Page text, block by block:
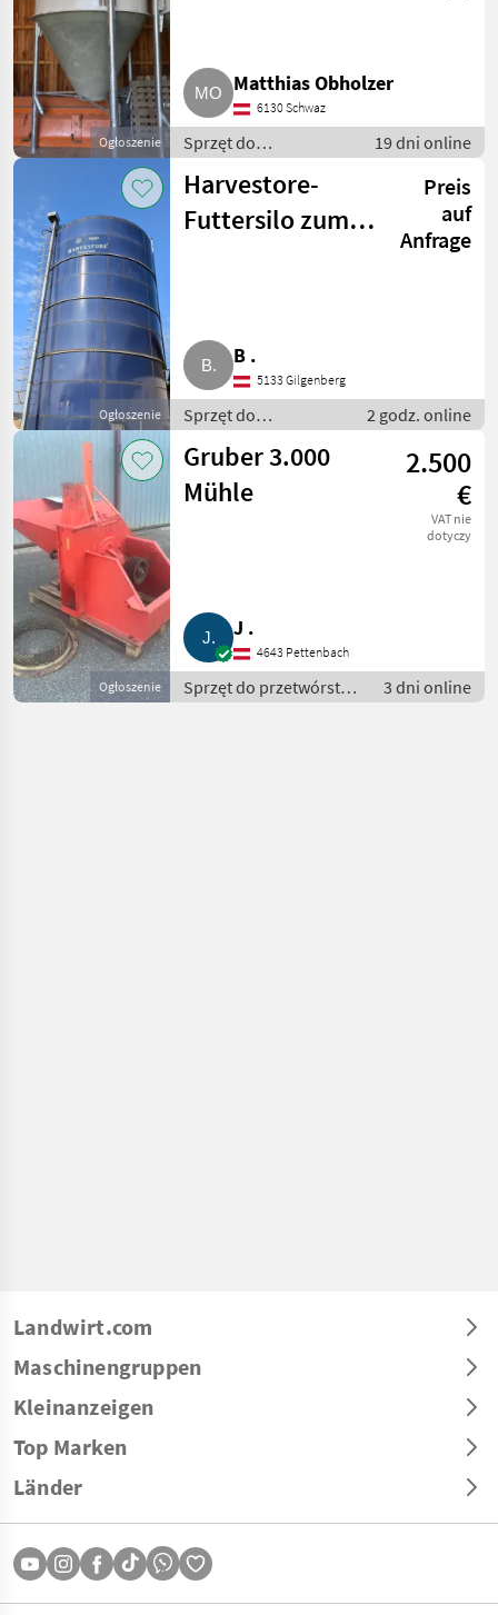
Ogłoszenie
Matthias Obholzer
6130 Schwaz
Sprzęt do
przetwórstwa zboża /
Silosy zbożowe
19 dni online
Ogłoszenie
Harvestore-
Futtersilo zum
Preis
auf
Anfrage
B .
5133 Gilgenberg
Sprzęt do
przetwórstwa zboża /
Silosy zbożowe
2 godz. online
Ogłoszenie
Gruber 3.000
Mühle
2.500
€
VAT nie
dotyczy
J .
4643 Pettenbach
Sprzęt do przetwórstwa
zboża / Sprzęt do
3 dni online
Landwirt.com
Maschinengruppen
Kleinanzeigen
Top Marken
Länder